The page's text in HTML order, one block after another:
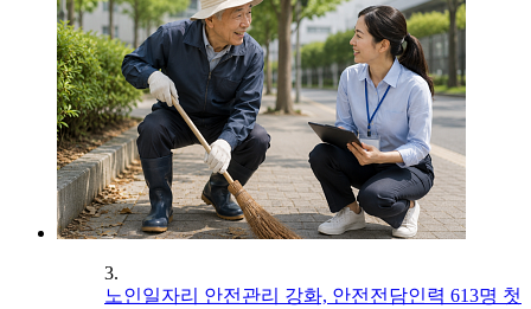
3.
노인일자리 안전관리 강화, 안전전담인력 613명 첫